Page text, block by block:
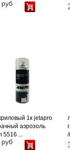
руб
1к jetapro
аэрозоль
5516 ...
руб